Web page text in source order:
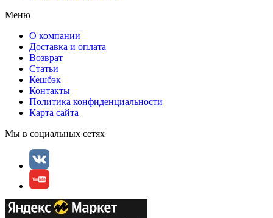
Меню
О компании
Доставка и оплата
Возврат
Статьи
Кешбэк
Контакты
Политика конфиденциальности
Карта сайта
Мы в социальных сетях